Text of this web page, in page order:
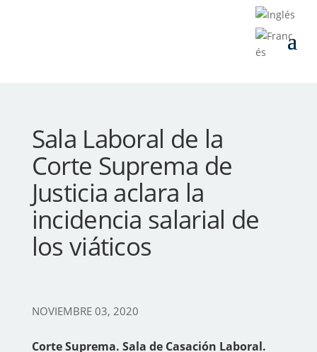
Sala Laboral de la
Corte Suprema de
Justicia aclara la
incidencia salarial de
los viáticos
NOVIEMBRE 03, 2020
Corte Suprema. Sala de Casación Laboral.